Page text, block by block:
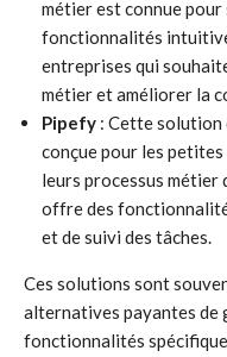
métier est connue
fonctionnalités
entreprises qui
métier et améliorer la
Pipefy : Cette solution
conçue pour les
leurs processus métier
offre des
et de suivi des tâches.
Ces solutions sont
alternatives payantes de
fonctionnalités